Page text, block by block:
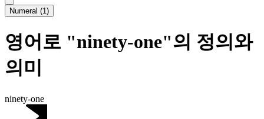
Numeral (1)
영어로 "ninety-one"의 정의와
의미
ninety-one